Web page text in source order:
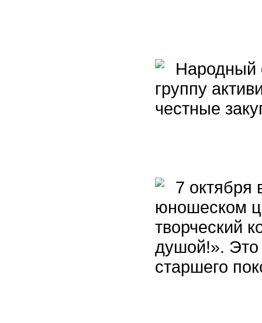
Народный
группу
честные
7
юношеском
творческий
душой!».
старшего